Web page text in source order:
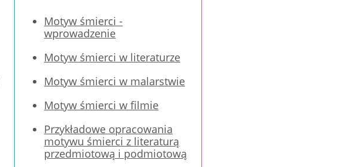
Motyw śmierci -
wprowadzenie
Motyw śmierci w literaturze
Motyw śmierci w malarstwie
Motyw śmierci w filmie
Przykładowe opracowania
motywu śmierci z literaturą
przedmiotową i podmiotową